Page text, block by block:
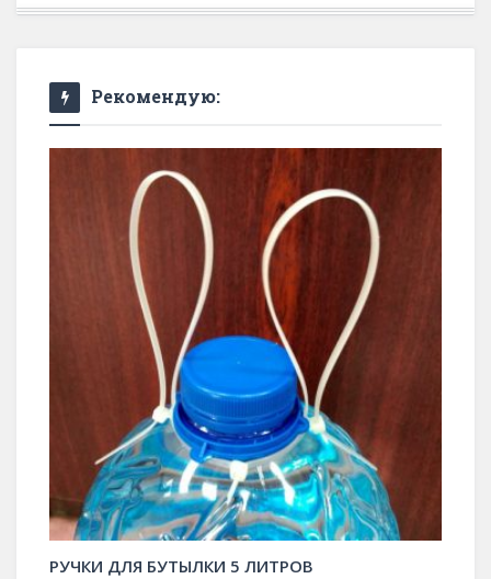
Рекомендую:
РУЧКИ ДЛЯ БУТЫЛКИ 5 ЛИТРОВ